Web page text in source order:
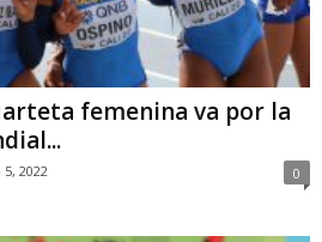
femenina va por la
2022 0